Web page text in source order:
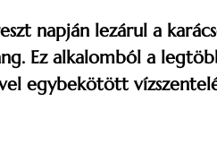
napján lezárul a
Ez alkalomból a
egybekötött